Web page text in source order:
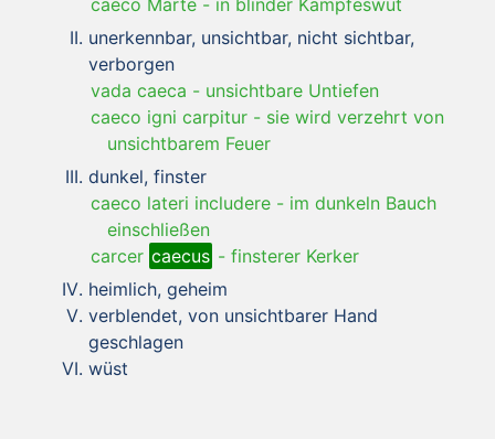
unerkennbar, unsichtbar, nicht sichtbar,
verborgen
vada caeca - unsichtbare Untiefen
caeco igni carpitur - sie wird verzehrt von
unsichtbarem Feuer
dunkel, finster
caeco lateri includere - im dunkeln Bauch
einschließen
carcer caecus - finsterer Kerker
heimlich, geheim
verblendet, von unsichtbarer Hand
geschlagen
wüst